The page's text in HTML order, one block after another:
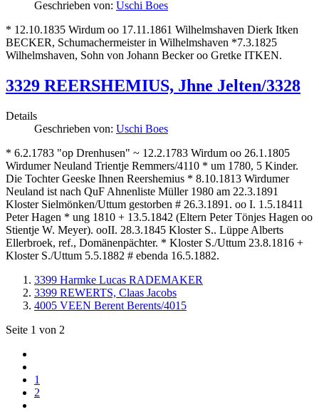
Geschrieben von: Uschi Boes
* 12.10.1835 Wirdum oo 17.11.1861 Wilhelmshaven Dierk Itken
BECKER, Schumachermeister in Wilhelmshaven *7.3.1825
Wilhelmshaven, Sohn von Johann Becker oo Gretke ITKEN.
3329 REERSHEMIUS, Jhne Jelten/3328
Details
Geschrieben von: Uschi Boes
* 6.2.1783 "op Drenhusen" ~ 12.2.1783 Wirdum oo 26.1.1805
Wirdumer Neuland Trientje Remmers/4110 * um 1780, 5 Kinder.
Die Tochter Geeske Ihnen Reershemius * 8.10.1813 Wirdumer
Neuland ist nach QuF Ahnenliste Müller 1980 am 22.3.1891
Kloster Sielmönken/Uttum gestorben # 26.3.1891. oo I. 1.5.18411
Peter Hagen * ung 1810 + 13.5.1842 (Eltern Peter Tönjes Hagen oo
Stientje W. Meyer). ooII. 28.3.1845 Kloster S.. Lüppe Alberts
Ellerbroek, ref., Domänenpächter. * Kloster S./Uttum 23.8.1816 +
Kloster S./Uttum 5.5.1882 # ebenda 16.5.1882.
3399 Harmke Lucas RADEMAKER
3399 REWERTS, Claas Jacobs
4005 VEEN Berent Berents/4015
Seite 1 von 2
1
2